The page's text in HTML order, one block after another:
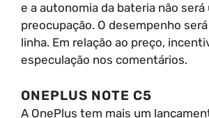
e a autonomia da bateria não
preocupação. O desempenho
linha. Em relação ao preço,
especulação nos comentários.
ONEPLUS NOTE C5
A OnePlus tem mais um